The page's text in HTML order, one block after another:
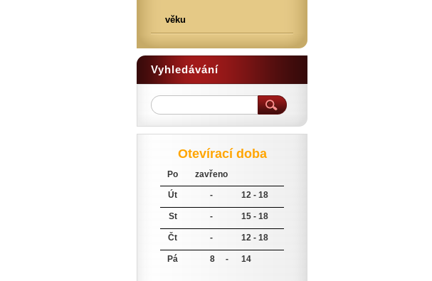
věku
Vyhledávání
Otevírací doba
Po zavřeno
Út - 12 - 18
St - 15 - 18
Čt - 12 - 18
Pá 8 - 14